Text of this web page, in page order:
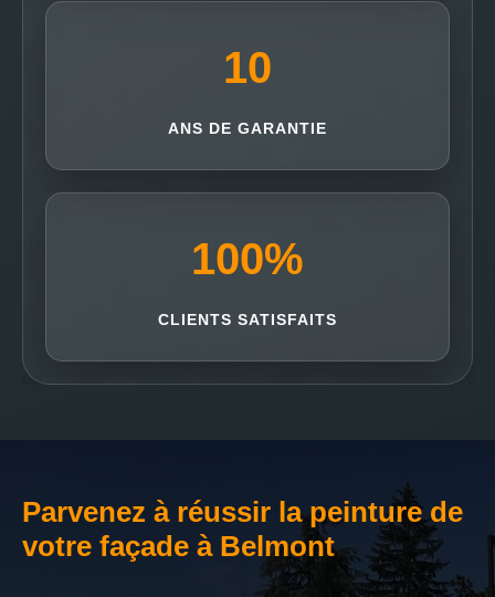
10
ANS DE GARANTIE
100%
CLIENTS SATISFAITS
Parvenez à réussir la peinture de
votre façade à Belmont